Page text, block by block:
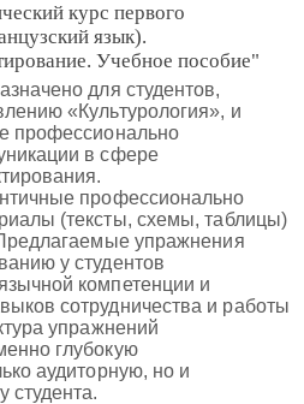
курс первого
язык).
Учебное пособие"
для студентов,
«Культурология», и
профессионально
в сфере
профессионально
(тексты, схемы, таблицы)
упражнения
у студентов
компетенции и
сотрудничества и работы
упражнений
глубокую
аудиторную, но и
студента.